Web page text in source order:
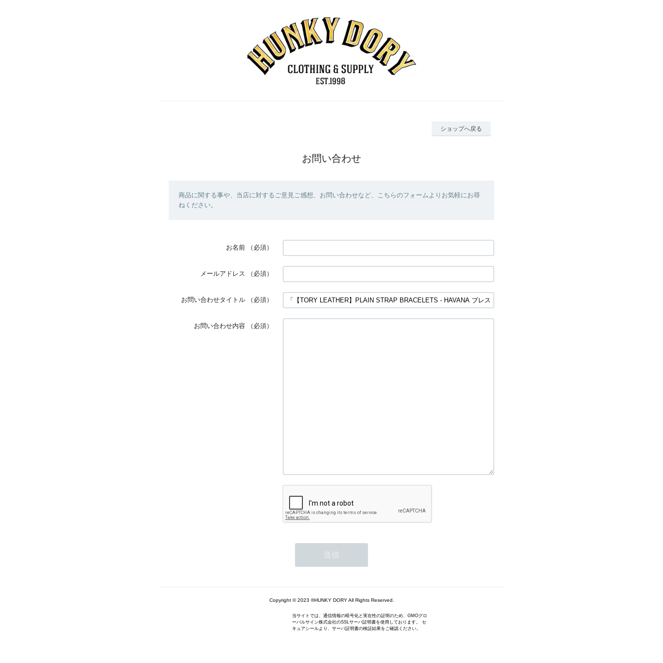
ショップへ戻る
お問い合わせ
商品に関する事や、当店に対するご意見ご感想、お問い合わせなど、こちらのフォームよりお気軽にお尋
ねください。
お名前 （必須）
メールアドレス （必須）
お問い合わせタイトル （必須）
お問い合わせ内容 （必須）
Copyright © 2023 ®HUNKY DORY All Rights Reserved.
当サイトでは、通信情報の暗号化と実在性の証明のため、GMOグロ
ーバルサイン株式会社のSSLサーバ証明書を使用しております。 セ
キュアシールより、サーバ証明書の検証結果をご確認ください。